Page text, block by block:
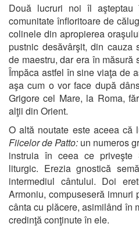
Două lucruri noi îl
comunitate înfloritoare de
colinele din apropierea
pustnic desăvârşit, din
de maestru, dar era în măsură
Împăca astfel în sine viaţa de
aşa cum o vor face după
Grigore cel Mare, la Roma,
alţii din Orient.
O altă noutate este aceea că
Fiicelor de Patto: un numeros
instruia în ceea ce priveşte
liturgic. Erezia gnostică
intermediul cântului. Doi
Armoniu, compuseseră
cânta cu plăcere, asimilând în
credinţă conţinute în ele.